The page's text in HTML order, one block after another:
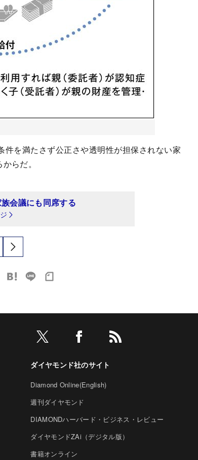
を満たさず公正さや透明性が担保されない家
らだ。
会議にも同席する
ダイヤモンド社のサイト
Diamond Online(English)
週刊ダイヤモンド
DIAMONDハーバード・ビジネス・レビュー
ダイヤモンドZAi（デジタル版）
書籍オンライン